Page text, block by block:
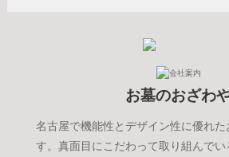
お墓のおざわ
名古屋で機能性とデザイン性に優れた
す。真面目にこだわって取り組んでい